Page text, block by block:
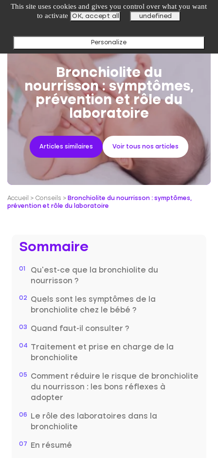
Bronchiolite du
nourrisson : symptômes,
prévention et rôle du
laboratoire
Articles similaires Voir tous nos articles
Accueil > Conseils > Bronchiolite du nourrisson : symptômes,
prévention et rôle du laboratoire
Sommaire
01
Qu’est-ce que la bronchiolite du
nourrisson ?
02
Quels sont les symptômes de la
bronchiolite chez le bébé ?
03 Quand faut-il consulter ?
04
Traitement et prise en charge de la
bronchiolite
05
Comment réduire le risque de bronchiolite
du nourrisson : les bons réflexes à
adopter
06
Le rôle des laboratoires dans la
bronchiolite
07 En résumé
undefined
This site uses cookies and gives you control over what you want
to activate
OK, accept all undefined
Personalize